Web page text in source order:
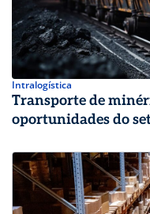
Intralogística
Transporte de
oportunidades do